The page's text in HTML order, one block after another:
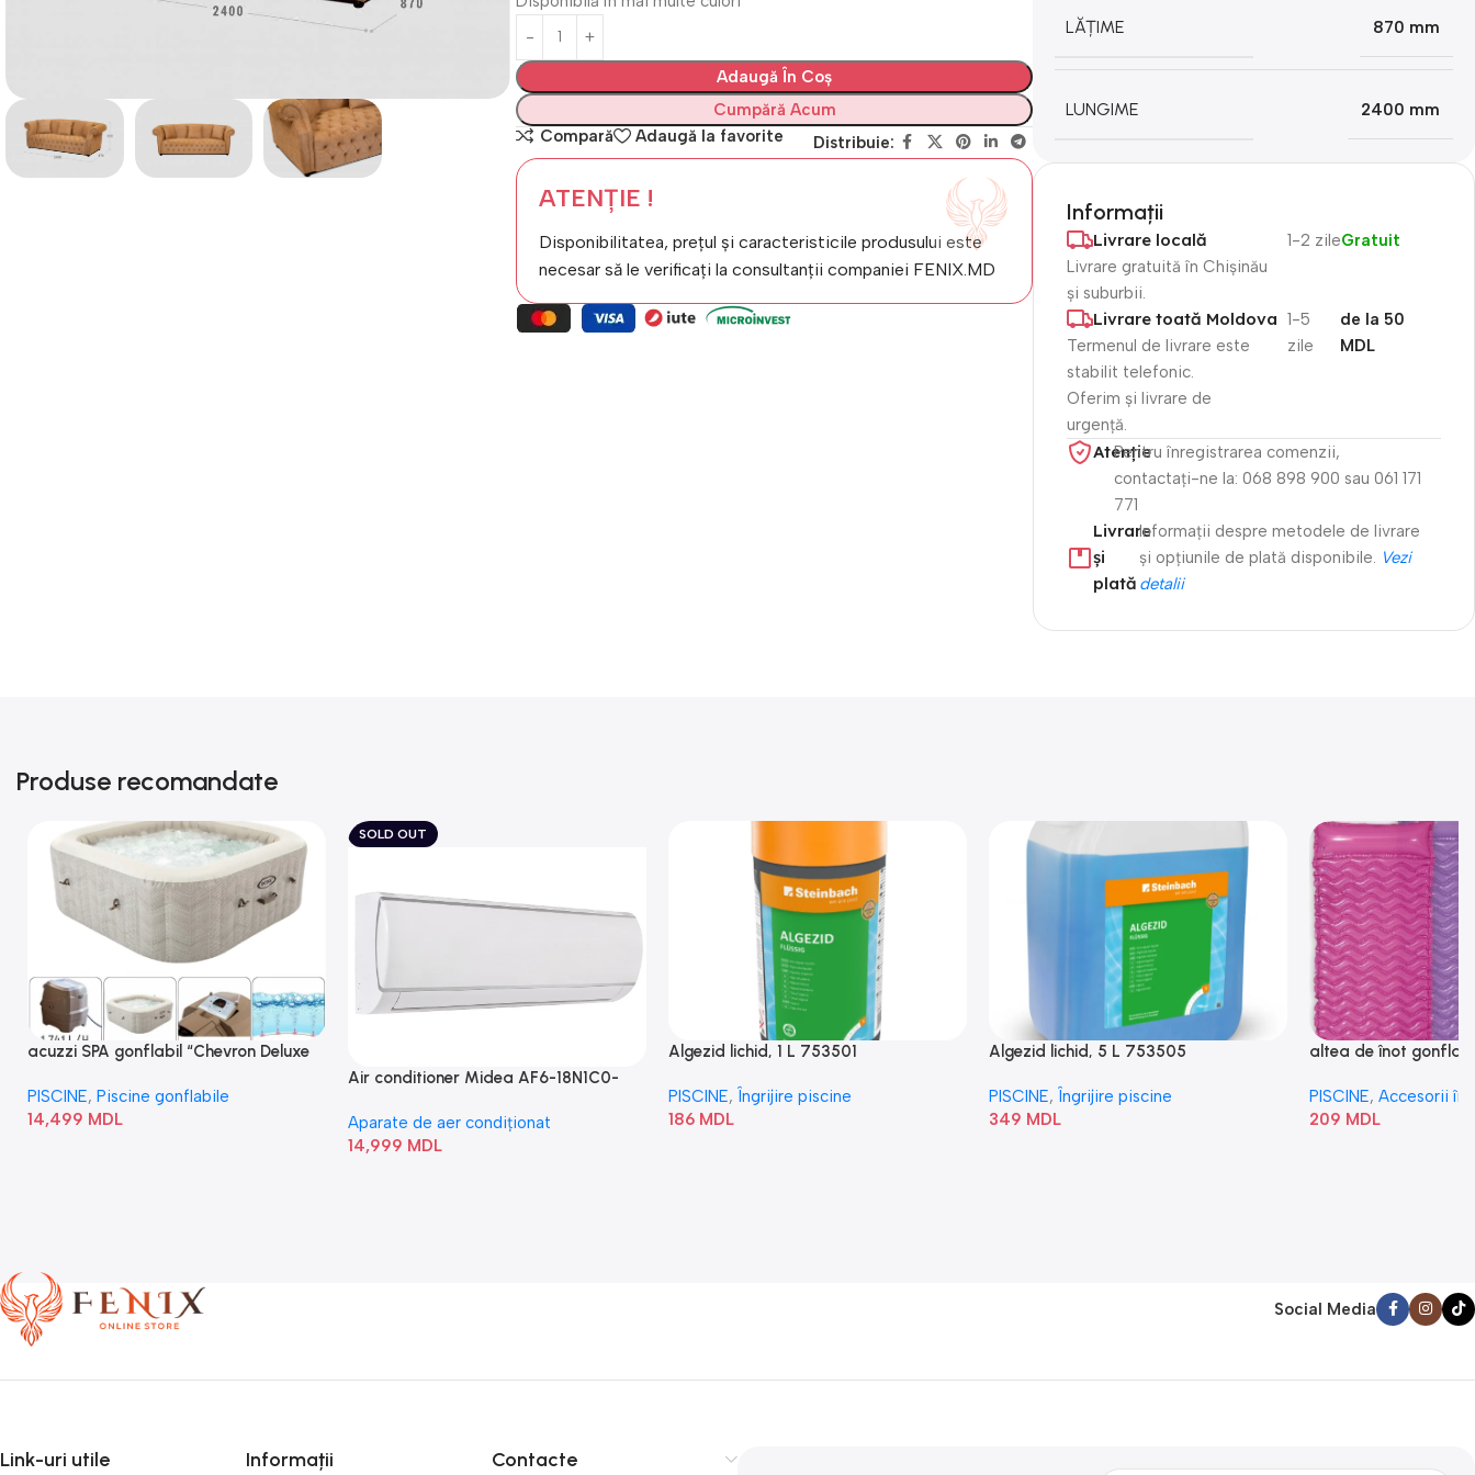
Adaugă În Coș
Cumpără Acum
Compară
Adaugă la favorite Distribuie:
ATENȚIE !
Disponibilitatea, prețul și caracteristicile produsului este
necesar să le verificați la consultanții companiei FENIX.MD
LĂȚIME 870 mm
LUNGIME 2400 mm
Informații
Livrare locală
Livrare gratuită în Chișinău
și suburbii.
1-2 zileGratuit
Livrare toată Moldova
Termenul de livrare este
stabilit telefonic.
Oferim și livrare de
urgență.
1-5
zile
de la 50
MDL
Atenție​
Pentru înregistrarea comenzii,
contactați-ne la: 068 898 900 sau 061 171
771
Livrare
și
plată
Informații despre metodele de livrare
și opțiunile de plată disponibile.
Vezi
detalii
Produse recomandate
acuzzi SPA gonflabil “Chevron Deluxe
PISCINE, Piscine gonflabile
14,499 MDL
SOLD OUT
Air conditioner Midea AF6-18N1C0-
Aparate de aer condiționat
14,999 MDL
Algezid lichid, 1 L 753501
PISCINE, Îngrijire piscine
186 MDL
Algezid lichid, 5 L 753505
PISCINE, Îngrijire piscine
349 MDL
altea de înot
PISCINE, Accesorii
209 MDL
Social Media
Link-uri utile Informații Contacte